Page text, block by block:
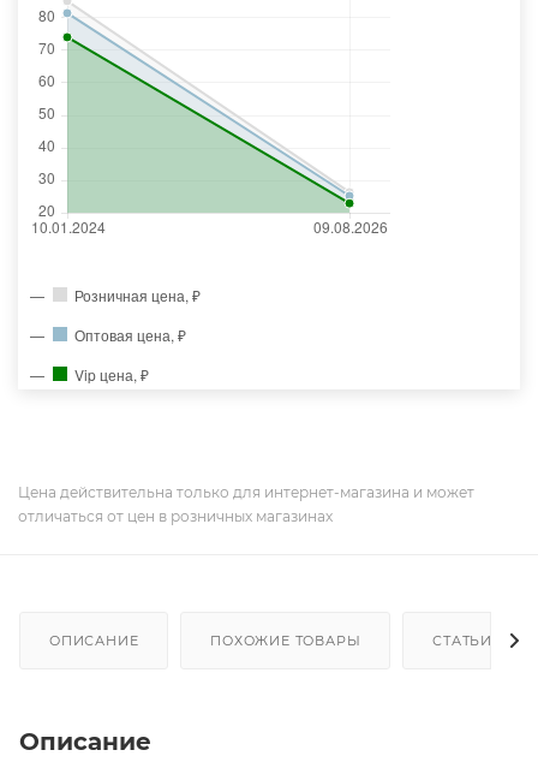
Розничная цена, ₽
Оптовая цена, ₽
Vip цена, ₽
Цена действительна только для интернет-магазина и может
отличаться от цен в розничных магазинах
ОПИСАНИЕ ПОХОЖИЕ ТОВАРЫ СТАТЬИ
Описание